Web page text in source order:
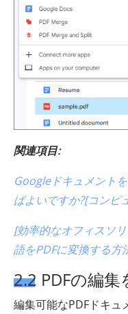
関連項目:
Googleドキュメント
ばよいですか?[コンピ
[効率的なオフィスソ
語をPDFに変換する方
2.2 PDFの編集
編集可能なPDFドキュ